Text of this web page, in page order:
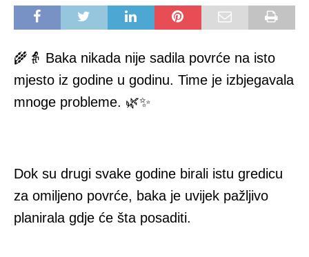
🌾👵 Baka nikada nije sadila povrće na isto
mjesto iz godine u godinu. Time je izbjegavala
mnoge probleme. 🌿✨
Dok su drugi svake godine birali istu gredicu
za omiljeno povrće, baka je uvijek pažljivo
planirala gdje će šta posaditi.